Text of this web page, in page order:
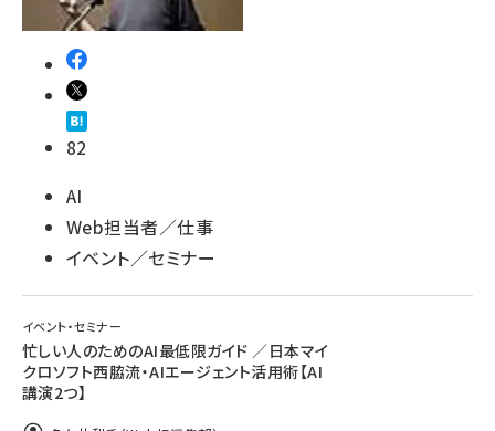
82
AI
Web担当者／仕事
イベント／セミナー
イベント・セミナー
忙しい人のためのAI最低限ガイド ／日本マイ
クロソフト西脇流・AIエージェント活用術【AI
講演2つ】